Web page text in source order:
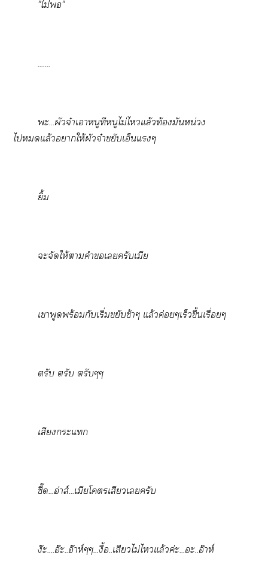
"ไม่"
.......
ะ...ผัวจ๋าเาหนูทีหนูไม่ไแล้วท้องมันหน่วง
ไแล้วาให้ผัวจ๋าขยับเอ็นแๆ
ยิ้ม
ะจัดให้าคำเครับเมีย
เาพูดพร้อมกับเริ่มขยับช้าๆ แล้วค่อยๆเร็วขึ้นเรื่อยๆ
ตรับ ตรับ ตรับๆๆ
เสียงะแ
ซี๊ด...อ่าส์...เมียโเสียวเครับ
ง๊ะ....อ๊ะ..อ๊าห์ๆๆ...งื้อ..เสียวไม่ไแล้วค่ะ...อะ..อ๊าห์